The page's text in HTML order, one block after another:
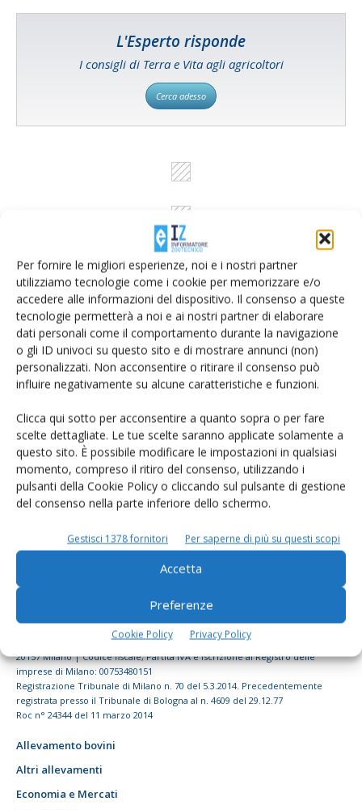
Per fornire le migliori esperienze, noi e i nostri partner
utilizziamo tecnologie come i cookie per memorizzare e/o
accedere alle informazioni del dispositivo. Il consenso a queste
tecnologie permetterà a noi e ai nostri partner di elaborare
dati personali come il comportamento durante la navigazione
o gli ID univoci su questo sito e di mostrare annunci (non)
personalizzati. Non acconsentire o ritirare il consenso può
influire negativamente su alcune caratteristiche e funzioni.
Clicca qui sotto per acconsentire a quanto sopra o per fare
scelte dettagliate. Le tue scelte saranno applicate solamente a
questo sito. È possibile modificare le impostazioni in qualsiasi
momento, compreso il ritiro del consenso, utilizzando i
pulsanti della Cookie Policy o cliccando sul pulsante di gestione
del consenso nella parte inferiore dello schermo.
Gestisci 1378 fornitori Per saperne di più su questi scopi
Accetta
Preferenze
Cookie Policy Privacy Policy
L'Esperto risponde
I consigli di Terra e Vita agli agricoltori
Cerca adesso
Rimani aggiornato sul mondo
dell’agricoltura
© Tecniche Nuove Spa. Tutti i diritti riservati. Sede legale Via Eritrea 21 -
20157 Milano | Codice fiscale, Partita IVA e Iscrizione al Registro delle
imprese di Milano: 00753480151
Registrazione Tribunale di Milano n. 70 del 5.3.2014. Precedentemente
registrata presso il Tribunale di Bologna al n. 4609 del 29.12.77
Roc n° 24344 del 11 marzo 2014
Allevamento bovini
Altri allevamenti
Economia e Mercati